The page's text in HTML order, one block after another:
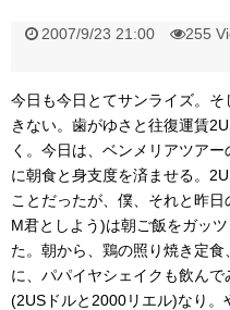
2007/9/23 21:00 255
今日も今日とてサンライズ。
きない。歯がゆさと往復運賃
く。今日は、ベンメリアツア
に朝食と身支度を済ませる。
ことだったが、僕、それと昨日
M君としよう)は朝ご飯をガッ
た。朝から、鶏の照り焼き定
に、パパイヤシェイクも飲ん
(2USドルと2000リエル)なり